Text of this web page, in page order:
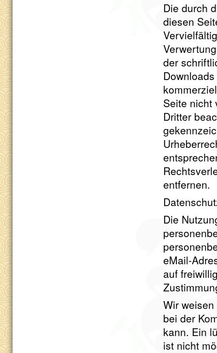
Die durch
diesen
der
Seite nicht
Dritter
entfernen.
Die
eMail-
auf
Wir
bei der
kann. Ein
ist nicht